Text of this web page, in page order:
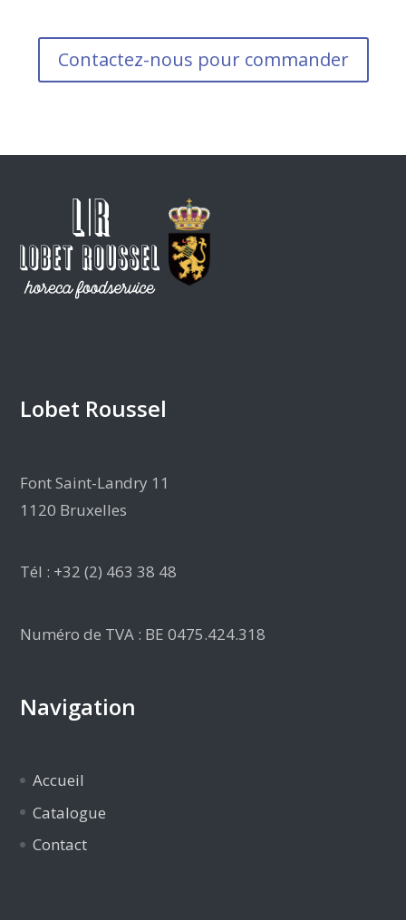
Contactez-nous pour commander
Lobet Roussel
Font Saint-Landry 11
1120 Bruxelles
Tél : +32 (2) 463 38 48
Numéro de TVA : BE 0475.424.318
Navigation
Accueil
Catalogue
Contact